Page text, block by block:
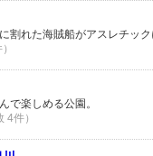
割れた海賊船がアスレチッ
で楽しめる公園。
4件）